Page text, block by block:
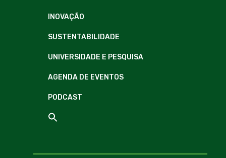
INOVAÇÃO
SUSTENTABILIDADE
UNIVERSIDADE E PESQUISA
AGENDA DE EVENTOS
PODCAST